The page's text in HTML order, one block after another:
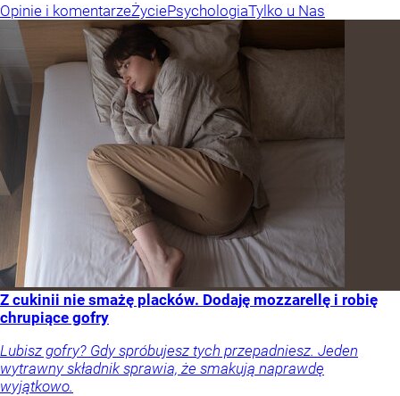
Opinie i komentarzeŻyciePsychologiaTylko u Nas
Z cukinii nie smażę placków. Dodaję mozzarellę i robię
chrupiące gofry
Lubisz gofry? Gdy spróbujesz tych przepadniesz. Jeden
wytrawny składnik sprawia, że smakują naprawdę
wyjątkowo.